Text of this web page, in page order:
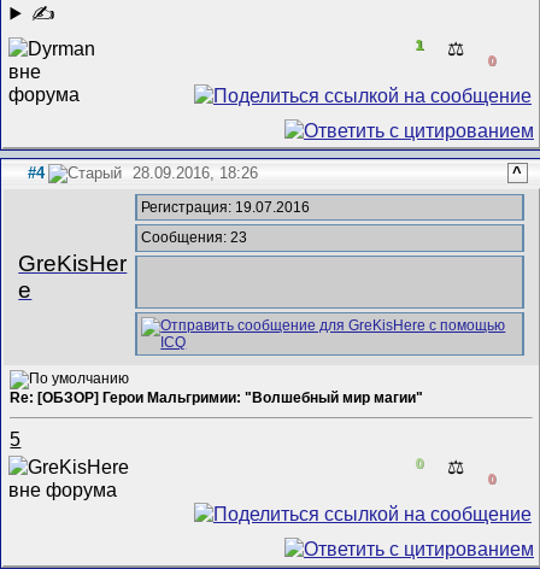
✍
1 ⚖️
0
#4 28.09.2016, 18:26 ^
GreKisHer
e
Регистрация: 19.07.2016
Сообщения: 23
Re: [ОБЗОР] Герои Мальгримии: "Волшебный мир магии"
5
0 ⚖️
0